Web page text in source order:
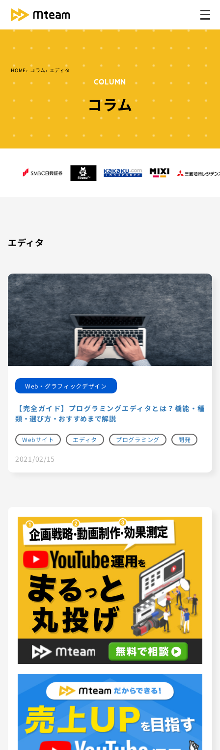
メ
HOME コラム エディタ
COLUMN
コラム
エディタ
Web・グラフィックデザイン
【完全ガイド】プログラミングエディタとは？機能・種
類・選び方・おすすめまで解説
Webサイト エディタ プログラミング 開発
2021/02/15